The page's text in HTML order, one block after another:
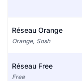
Réseau Orange
Orange, Sosh
Réseau Free
Free